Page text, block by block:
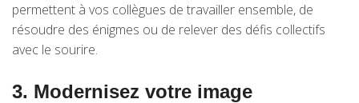
permettent à vos collègues de travailler ensemble, de
résoudre des énigmes ou de relever des défis collectifs
avec le sourire.
3. Modernisez votre image